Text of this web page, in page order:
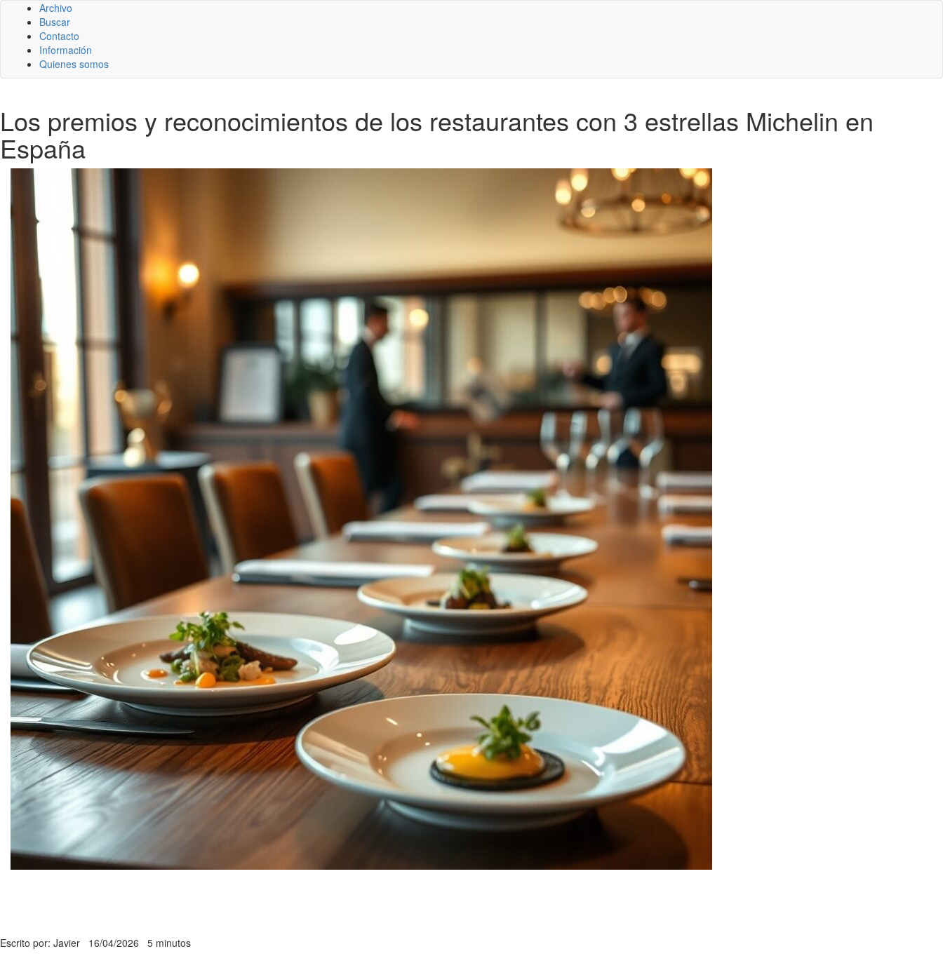
Archivo
Buscar
Contacto
Información
Quienes somos
Los premios y reconocimientos de los restaurantes con 3 estrellas Michelin en
España
Escrito por: Javier 16/04/2026 5 minutos